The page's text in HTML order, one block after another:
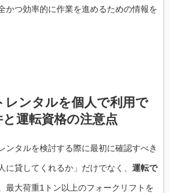
かつ効率的に作業を進めるための情報を
レンタルを個人で利用で
運転資格の注意点
ンタルを検討する際に最初に確認すべき
に貸してくれるか」だけでなく、 運転で
最大荷重1トン以上のフォークリフトを